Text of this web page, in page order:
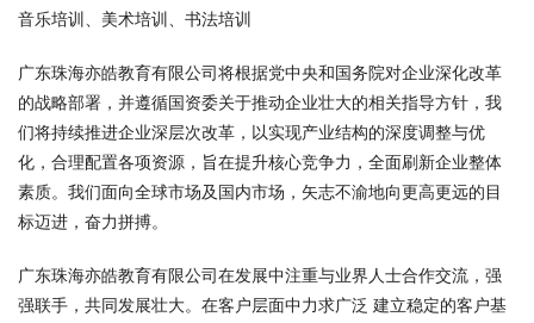
音乐培训、美术培训、书法培训
广东珠海亦皓教育有限公司将根据党中央和国务院对企业深化改革
的战略部署，并遵循国资委关于推动企业壮大的相关指导方针，我
们将持续推进企业深层次改革，以实现产业结构的深度调整与优
化，合理配置各项资源，旨在提升核心竞争力，全面刷新企业整体
素质。我们面向全球市场及国内市场，矢志不渝地向更高更远的目
标迈进，奋力拼搏。
广东珠海亦皓教育有限公司在发展中注重与业界人士合作交流，强
强联手，共同发展壮大。在客户层面中力求广泛 建立稳定的客户基